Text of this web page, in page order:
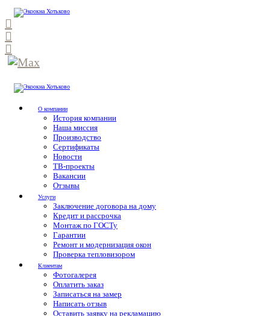
О компании
История компании
Наша миссия
Производство
Сертификаты
Новости
ТВ-проекты
Вакансии
Отзывы
Услуги
Заключение договора на дому
Кредит и рассрочка
Монтаж по ГОСТу
Гарантии
Ремонт и модернизация окон
Проверка тепловизором
Клиентам
Фотогалерея
Оплатить заказ
Записаться на замер
Написать отзыв
Оставить заявку на рекламацию